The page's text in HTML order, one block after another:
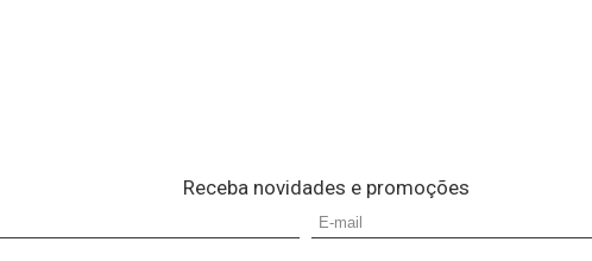
Receba novidades e promoções